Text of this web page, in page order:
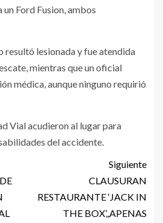
Ford Fusion, ambos
resultó lesionada y fue atendida
mientras que un oficial
médica, aunque ninguno requirió
Vial acudieron al lugar para
del accidente.
Siguiente
CLAUSURAN
RESTAURANTE ‘JACK IN
THE BOX’,,APENAS